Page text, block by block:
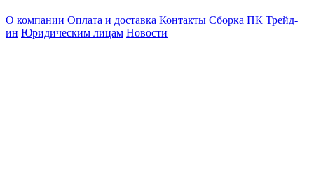
О компании Оплата и доставка Контакты Сборка ПК Трейд-
ин Юридическим лицам Новости